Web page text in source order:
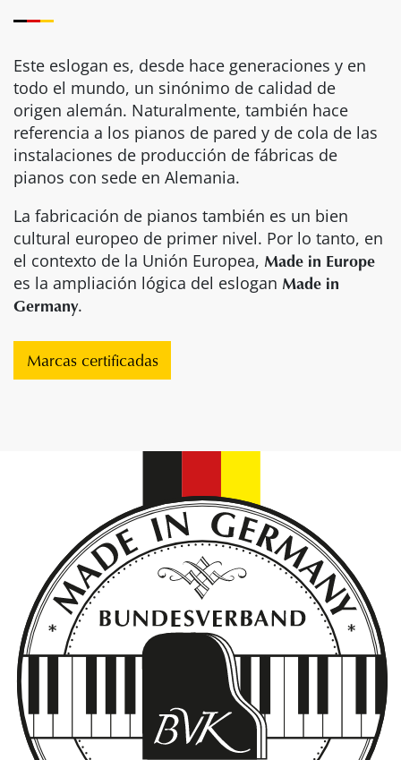
Este eslogan es, desde hace generaciones y en
todo el mundo, un sinónimo de calidad de
origen alemán. Naturalmente, también hace
referencia a los pianos de pared y de cola de las
instalaciones de producción de fábricas de
pianos con sede en Alemania.
La fabricación de pianos también es un bien
cultural europeo de primer nivel. Por lo tanto, en
el contexto de la Unión Europea, Made in Europe
es la ampliación lógica del eslogan Made in
Germany.
Marcas certificadas